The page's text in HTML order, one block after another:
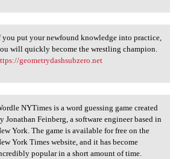
put your newfound
you put your newfound knowledge into practice,
will quickly become the wrestling champion.
geometrydashsubzero.net
NYTimes is a word
NYTimes is a word guessing game created
Jonathan Feinberg, a software engineer based in
York. The game is available for free on the
York Times website, and it has become
popular in a short amount of time.